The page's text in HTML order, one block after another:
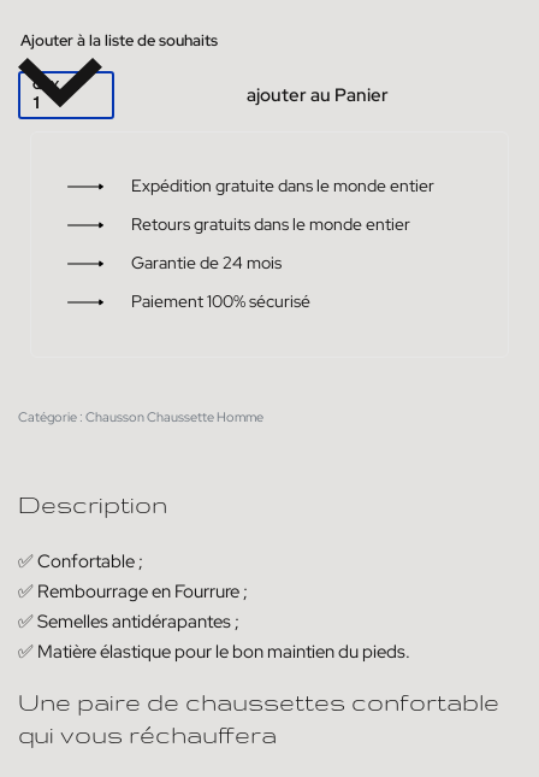
Ajouter à la liste de souhaits
QTY ajouter au Panier
Expédition gratuite dans le monde entier
Retours gratuits dans le monde entier
Garantie de 24 mois
Paiement 100% sécurisé
Catégorie : Chausson Chaussette Homme
Description
✅ Confortable ;
✅ Rembourrage en Fourrure ;
✅ Semelles antidérapantes ;
✅ Matière élastique pour le bon maintien du pieds.
Une paire de chaussettes confortable
qui vous réchauffera